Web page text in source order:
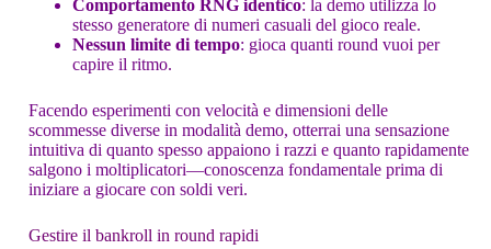
Comportamento RNG identico: la demo utilizza lo
stesso generatore di numeri casuali del gioco reale.
Nessun limite di tempo: gioca quanti round vuoi per
capire il ritmo.
Facendo esperimenti con velocità e dimensioni delle
scommesse diverse in modalità demo, otterrai una sensazione
intuitiva di quanto spesso appaiono i razzi e quanto rapidamente
salgono i moltiplicatori—conoscenza fondamentale prima di
iniziare a giocare con soldi veri.
Gestire il bankroll in round rapidi